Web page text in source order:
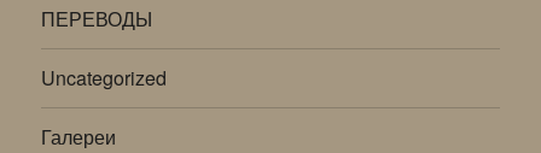
ПЕРЕВОДЫ
Uncategorized
Галереи